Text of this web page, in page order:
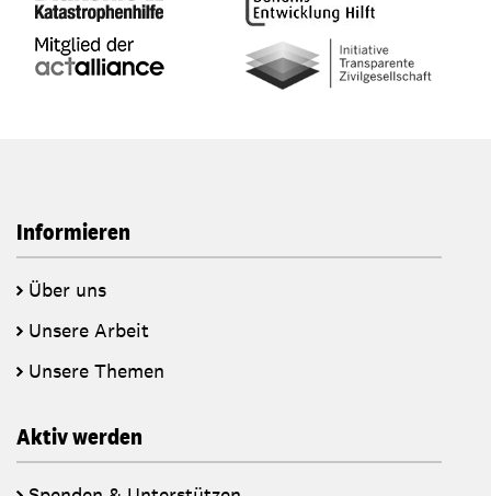
Informieren
Über uns
Unsere Arbeit
Unsere Themen
Aktiv werden